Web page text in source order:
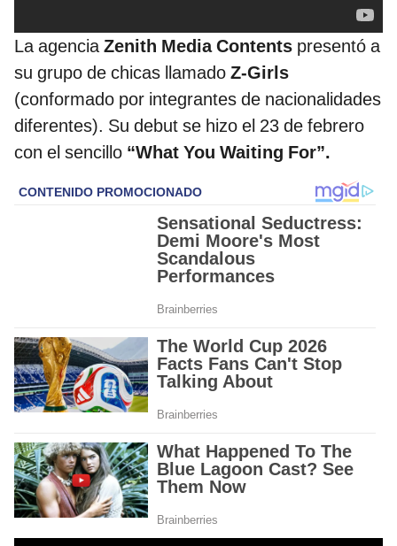
La agenciaZenith Media Contents presentó a
su grupo de chicas llamado Z-Girls
(conformado por integrantes de nacionalidades
diferentes). Su debut se hizo el 23 de febrero
con el sencillo “What You Waiting For”.